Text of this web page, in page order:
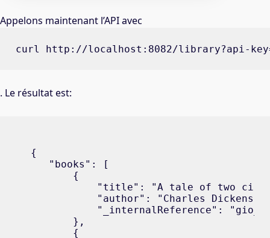
Appelons maintenant l’API avec
curl http://localhost:8082/library?api-
. Le résultat est:
{
   "books": [
       {
"title": "A tale of two
           "author": "Charles Dickens",
"_internalReference":
       },
       {